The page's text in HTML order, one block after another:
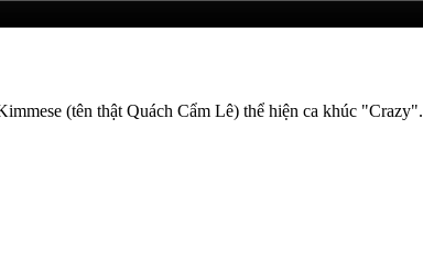
(tên thật Quách Cẩm Lê) thể hiện ca khúc "Crazy".